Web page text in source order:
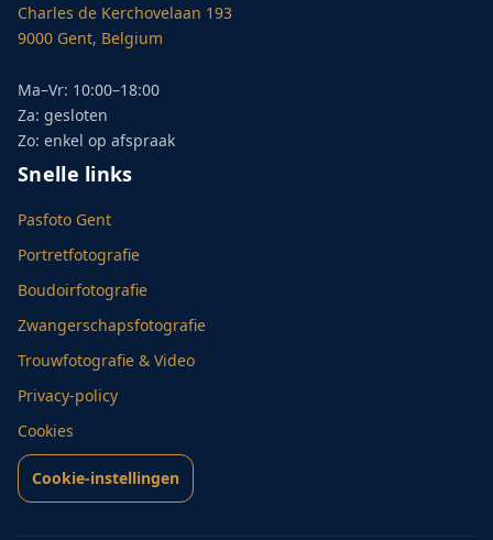
Charles de Kerchovelaan 193
9000 Gent, Belgium
Ma–Vr: 10:00–18:00
Za: gesloten
Zo: enkel op afspraak
Snelle links
Pasfoto Gent
Portretfotografie
Boudoirfotografie
Zwangerschapsfotografie
Trouwfotografie & Video
Privacy-policy
Cookies
Cookie-instellingen